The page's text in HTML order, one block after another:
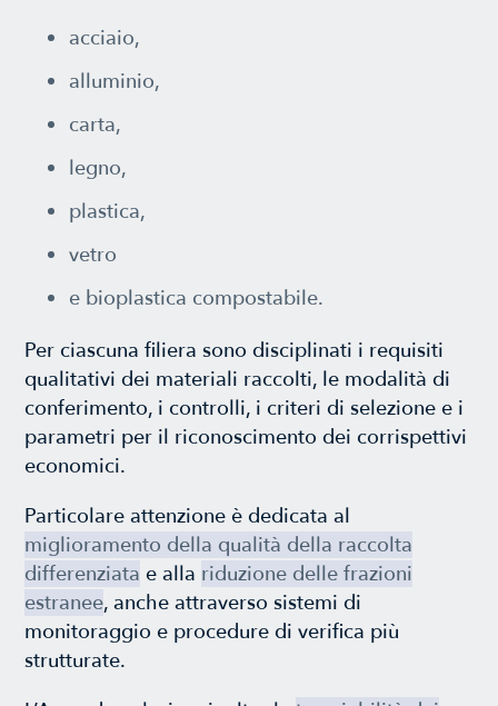
acciaio,
alluminio,
carta,
legno,
plastica,
vetro
e bioplastica compostabile.
Per ciascuna filiera sono disciplinati i requisiti
qualitativi dei materiali raccolti, le modalità di
conferimento, i controlli, i criteri di selezione e i
parametri per il riconoscimento dei corrispettivi
economici.
Particolare attenzione è dedicata al
miglioramento della qualità della raccolta
differenziata e alla riduzione delle frazioni
estranee, anche attraverso sistemi di
monitoraggio e procedure di verifica più
strutturate.